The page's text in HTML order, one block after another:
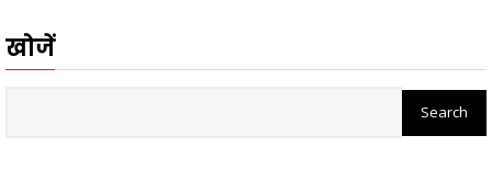
खोजें